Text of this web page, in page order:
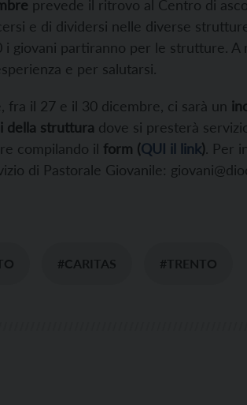
prevede il ritrovo al Centro di
e di dividersi nelle diverse
i giovani partiranno per le strutture. A
e per salutarsi.
fra il 27 e il 30 dicembre, ci sarà un
della struttura dove si presterà
compilando il form (QUI il link). Per
di Pastorale Giovanile:
#CARITAS #TRENTO